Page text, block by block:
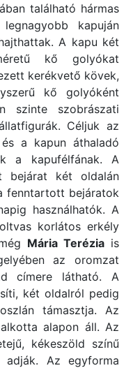
található hármas
kapuján
A kapu két
kő golyókat
kerékvető kövek,
kő golyóként
szinte szobrászati
Céljuk az
a kapun áthaladó
a kapufélfának. A
bejárat két oldalán
fenntartott bejáratok
használhatók. A
korlátos erkély
Mária Terézia is
az oromzat
címere látható. A
két oldalról pedig
támasztja. Az
alapon áll. Az
kékeszöld színű
adják. Az egyforma